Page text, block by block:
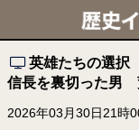
英雄たちの選
信長を裏切った男
2026年03月30日21時